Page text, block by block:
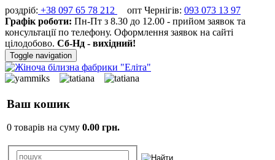
роздріб: +38 097 65 78 212 опт Чернігів: 093 073 13 97
Графік роботи: Пн-Пт з 8.30 до 12.00 - прийом заявок та
консультації по телефону. Оформлення заявок на сайті
цілодобово. Сб-Нд - вихідний!
Toggle navigation
Ваш кошик
0 товарів на суму 0.00 грн.